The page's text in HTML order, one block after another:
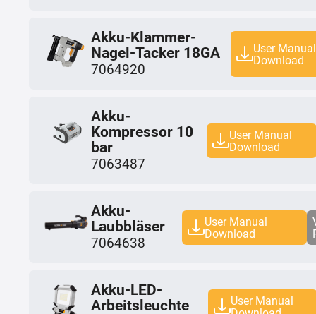
Akku-Klammer-
Nagel-Tacker 18GA
7064920
User Manual
Download
Akku-
Kompressor 10
bar
7063487
User Manual
Download
Akku-
Laubbläser
7064638
User Manual
Download
Akku-LED-
Arbeitsleuchte
User Manual